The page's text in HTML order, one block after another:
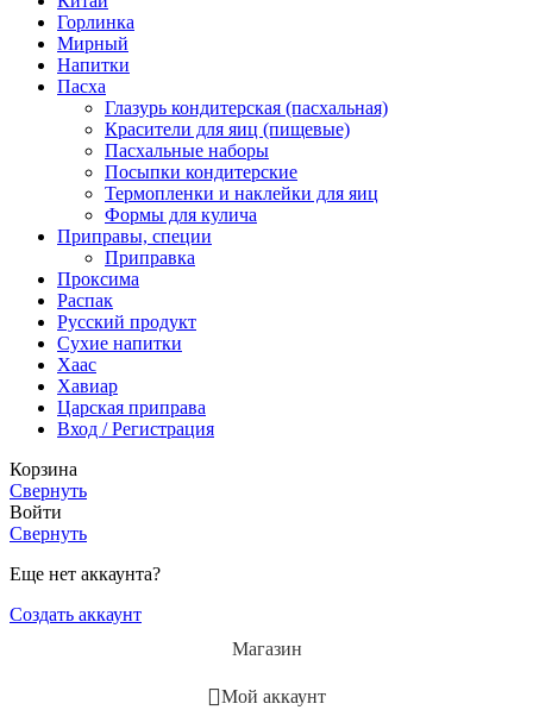
Горлинка
Мирный
Напитки
Пасха
Глазурь кондитерская (пасхальная)
Красители для яиц (пищевые)
Пасхальные наборы
Посыпки кондитерские
Термопленки и наклейки для яиц
Формы для кулича
Приправы, специи
Приправка
Проксима
Распак
Русский продукт
Сухие напитки
Хаас
Хавиар
Царская приправа
Вход / Регистрация
Корзина
Свернуть
Войти
Свернуть
Еще нет аккаунта?
Создать аккаунт
Магазин
Мой аккаунт